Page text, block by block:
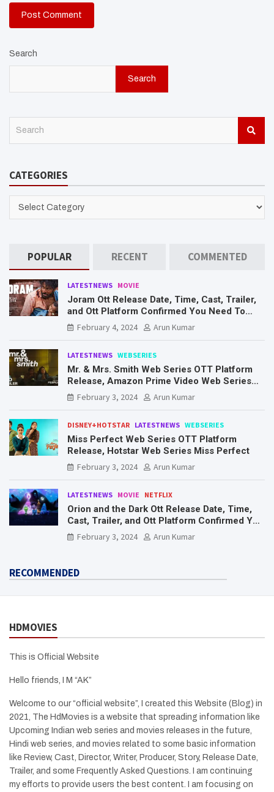
Search
Search
c
CATEGORIES
POPULAR RECENT COMMENTED
LATESTNEWS MOVIE
Joram Ott Release Date, Time, Cast, Trailer,
and Ott Platform Confirmed You Need To
Know Here
February 4, 2024 Arun Kumar
LATESTNEWS WEBSERIES
Mr. & Mrs. Smith Web Series OTT Platform
Release, Amazon Prime Video Web Series
Mr. & Mrs. Smith
February 3, 2024 Arun Kumar
DISNEY+HOTSTAR LATESTNEWS WEBSERIES
Miss Perfect Web Series OTT Platform
Release, Hotstar Web Series Miss Perfect
February 3, 2024
Arun Kumar
LATESTNEWS MOVIE NETFLIX
Orion and the Dark Ott Release Date, Time,
Cast, Trailer, and Ott Platform Confirmed You
Need To Know Here
February 3, 2024 Arun Kumar
RECOMMENDED
HDMOVIES
This is Official Website
Hello friends, I M “AK”
Welcome to our “official website”, I created this Website (Blog) in
2021, The HdMovies is a website that spreading information like
Upcoming Indian web series and movies releases in the future,
Hindi web series, and movies related to some basic information
like Review, Cast, Director, Writer, Producer, Story, Release Date,
Trailer, and some Frequently Asked Questions. I am continuing
my efforts to provide users the best content. I am focusing on